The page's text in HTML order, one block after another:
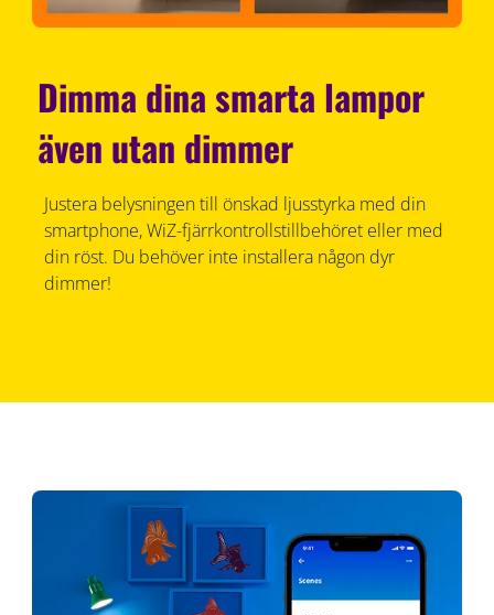
Dimma dina smarta lampor
även utan dimmer
Justera belysningen till önskad ljusstyrka med din
smartphone, WiZ-fjärrkontrollstillbehöret eller med
din röst. Du behöver inte installera någon dyr
dimmer!